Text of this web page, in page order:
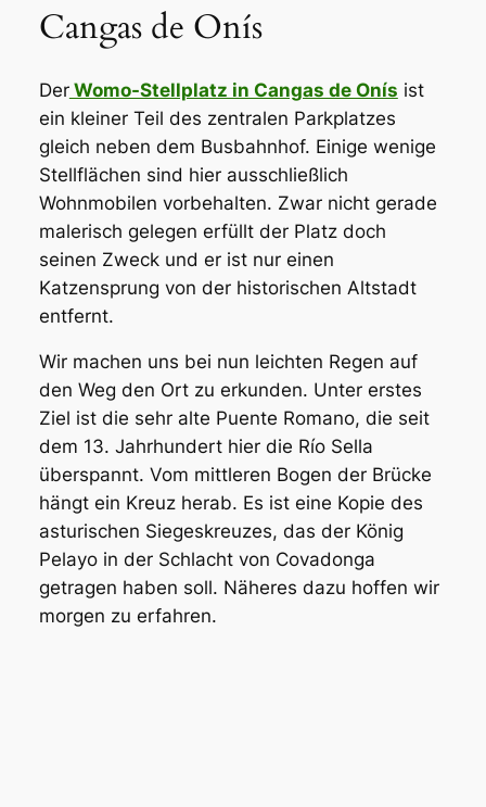
Cangas de Onís
DerWomo-Stellplatz in Cangas de Onís ist
ein kleiner Teil des zentralen Parkplatzes
gleich neben dem Busbahnhof. Einige wenige
Stellflächen sind hier ausschließlich
Wohnmobilen vorbehalten. Zwar nicht gerade
malerisch gelegen erfüllt der Platz doch
seinen Zweck und er ist nur einen
Katzensprung von der historischen Altstadt
entfernt.
Wir machen uns bei nun leichten Regen auf
den Weg den Ort zu erkunden. Unter erstes
Ziel ist die sehr alte Puente Romano, die seit
dem 13. Jahrhundert hier die Río Sella
überspannt. Vom mittleren Bogen der Brücke
hängt ein Kreuz herab. Es ist eine Kopie des
asturischen Siegeskreuzes, das der König
Pelayo in der Schlacht von Covadonga
getragen haben soll. Näheres dazu hoffen wir
morgen zu erfahren.